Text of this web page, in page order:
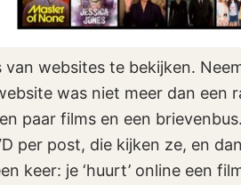
van websites te bekijken.
was niet meer dan een
paar films en een
per post, die kijken ze, en
keer: je ‘huurt’ online een